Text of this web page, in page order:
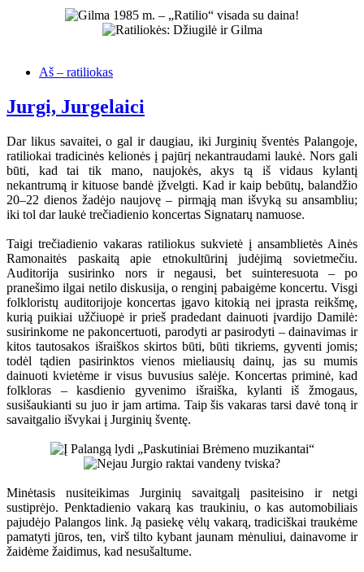
Aš – ratiliokas
Jurgi, Jurgelaici
Dar likus savaitei, o gal ir daugiau, iki Jurginių šventės Palangoje,
ratiliokai tradicinės kelionės į pajūrį nekantraudami laukė. Nors gali
būti, kad tai tik mano, naujokės, akys tą iš vidaus kylantį
nekantrumą ir kituose bandė įžvelgti. Kad ir kaip bebūtų, balandžio
20–22 dienos žadėjo naujovę – pirmąją man išvyką su ansambliu;
iki tol dar laukė trečiadienio koncertas Signatarų namuose.
Taigi trečiadienio vakaras ratiliokus sukvietė į ansamblietės Ainės
Ramonaitės paskaitą apie etnokultūrinį judėjimą sovietmečiu.
Auditorija susirinko nors ir negausi, bet suinteresuota – po
pranešimo ilgai netilo diskusija, o renginį pabaigėme koncertu. Visgi
folkloristų auditorijoje koncertas įgavo kitokią nei įprasta reikšmę,
kurią puikiai užčiuopė ir prieš pradedant dainuoti įvardijo Damilė:
susirinkome ne pakoncertuoti, parodyti ar pasirodyti – dainavimas ir
kitos tautosakos išraiškos skirtos būti, būti tikriems, gyventi jomis;
todėl tądien pasirinktos vienos mieliausių dainų, jas su mumis
dainuoti kvietėme ir visus buvusius salėje. Koncertas priminė, kad
folkloras – kasdienio gyvenimo išraiška, kylanti iš žmogaus,
susišaukianti su juo ir jam artima. Taip šis vakaras tarsi davė toną ir
savaitgalio išvykai į Jurginių šventę.
Minėtasis nusiteikimas Jurginių savaitgalį pasiteisino ir netgi
sustiprėjo. Penktadienio vakarą kas traukiniu, o kas automobiliais
pajudėjo Palangos link. Ją pasiekę vėlų vakarą, tradiciškai traukėme
pamatyti jūros, ten, virš tilto kybant jaunam mėnuliui, dainavome ir
žaidėme žaidimus, kad nesušaltume.